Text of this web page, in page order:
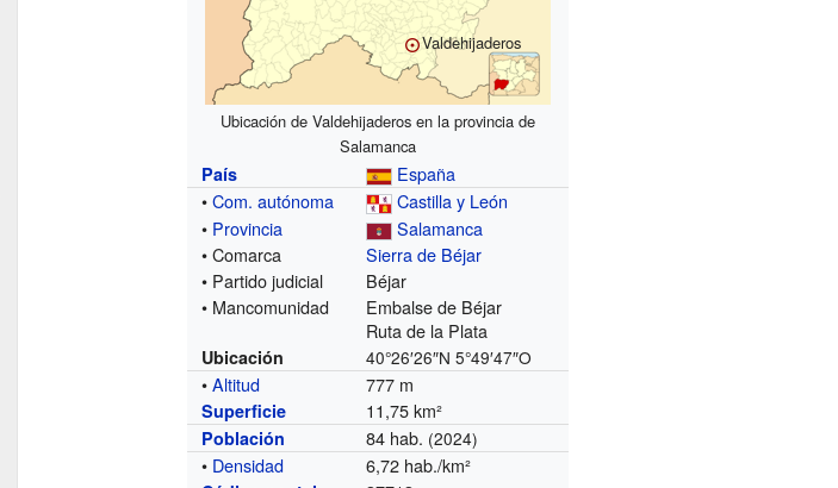
Valdehijaderos
Ubicación de Valdehijaderos en la provincia de
Salamanca
País
España
•Com. autónoma
Castilla y León
• Provincia
Salamanca
• Comarca
Sierra de Béjar
• Partido judicial
Béjar
• Mancomunidad
Embalse de Béjar
Ruta de la Plata
Ubicación 40°26′26″N 5°49′47″O
•Altitud 777 m
Superficie 11,75 km²
Población 84 hab. (2024)
• Densidad 6,72 hab./km²